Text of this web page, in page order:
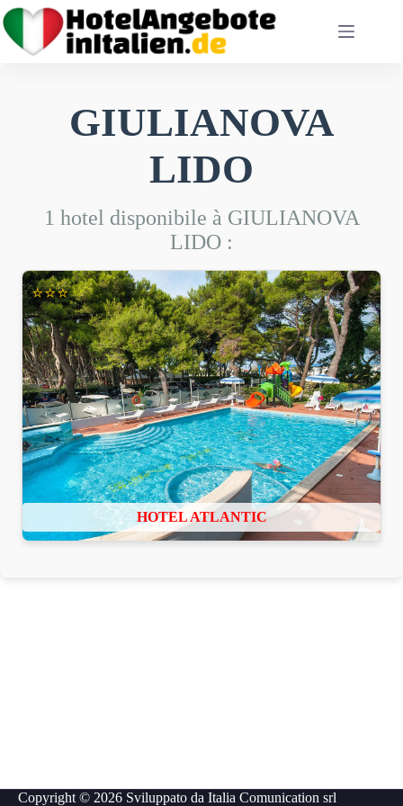
Passer
au
contenu
GIULIANOVA
LIDO
1 hotel disponibile à GIULIANOVA
LIDO :
⭐⭐⭐
HOTEL ATLANTIC
Copyright © 2026 Sviluppato daItalia Comunication srl